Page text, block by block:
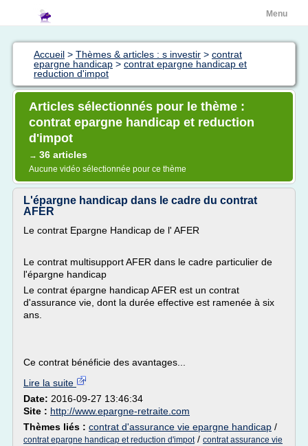
Menu
Accueil > Thèmes & articles : s investir > contrat
epargne handicap > contrat epargne handicap et
reduction d'impot
Articles sélectionnés pour le thème :
contrat epargne handicap et reduction
d'impot
→ 36 articles
Aucune vidéo sélectionnée pour ce thème
L'épargne handicap dans le cadre du contrat
AFER
Le contrat Epargne Handicap de l' AFER
Le contrat multisupport AFER dans le cadre particulier de
l'épargne handicap
Le contrat épargne handicap AFER est un contrat
d'assurance vie, dont la durée effective est ramenée à six
ans.
Ce contrat bénéficie des avantages...
Lire la suite
Date: 2016-09-27 13:46:34
Site : http://www.epargne-retraite.com
Thèmes liés : contrat d'assurance vie epargne handicap /
contrat epargne handicap et reduction d'impot/ contrat assurance vie